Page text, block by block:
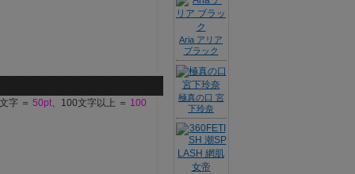
字 ＝ 50pt、100文字以上 ＝ 100
Aria アリア
ブラック
極真の口 宮
下玲奈